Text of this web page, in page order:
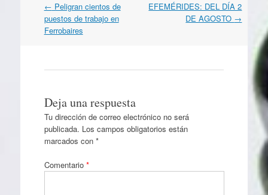
Navegación
por
artículos
← Peligran cientos de
puestos de trabajo en
Ferrobaires
EFEMÉRIDES: DEL DÍA 2
DE AGOSTO →
Deja una respuesta
Tu dirección de correo electrónico no será
publicada. Los campos obligatorios están
marcados con *
Comentario *